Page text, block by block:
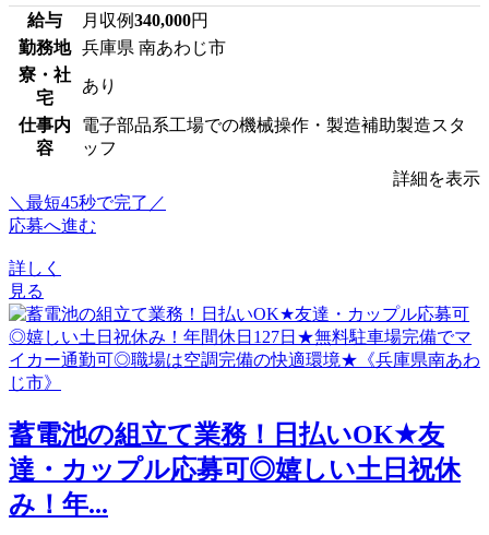
給与 月収例340,000円
勤務地 兵庫県 南あわじ市
寮・社
宅
あり
仕事内
容
電子部品系工場での機械操作・製造補助製造スタ
ッフ
詳細を表示
＼最短45秒で完了／
応募へ進む
詳しく
見る
蓄電池の組立て業務！日払いOK★友
達・カップル応募可◎嬉しい土日祝休
み！年...